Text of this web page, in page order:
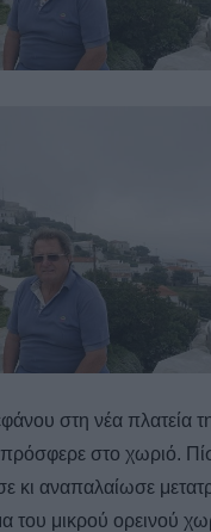
στη νέα πλατεία
πρόσφερε στο χωριό.
κι αναπαλαίωσε
του μικρού ορεινού